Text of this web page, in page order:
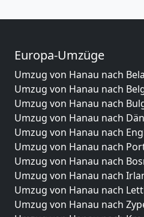
Europa-Umzüge
Umzug von Hanau nach
Umzug von Hanau nach
Umzug von Hanau nach
Umzug von Hanau nach
Umzug von Hanau nach
Umzug von Hanau nach
Umzug von Hanau nach
Umzug von Hanau nach
Umzug von Hanau nach
Umzug von Hanau nach